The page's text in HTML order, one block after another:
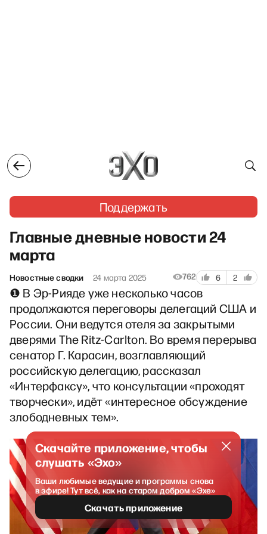
Поддержать
Главные дневные новости 24
марта
Новостные сводки 24 марта 2025 762 6 2
❶ В Эр-Рияде уже несколько часов
продолжаются переговоры делегаций США и
России. Они ведутся отеля за закрытыми
дверями The Ritz-Carlton. Во время перерыва
сенатор Г. Карасин, возглавляющий
российскую делегацию, рассказал
«Интерфаксу», что консультации «проходят
творчески», идёт «интересное обсуждение
злободневных тем».
Скачайте приложение, чтобы
слушать «Эхо»
Ваши любимые ведущие и программы снова
в эфире! Тут всё, как на старом добром «Эхе»
Скачать приложение